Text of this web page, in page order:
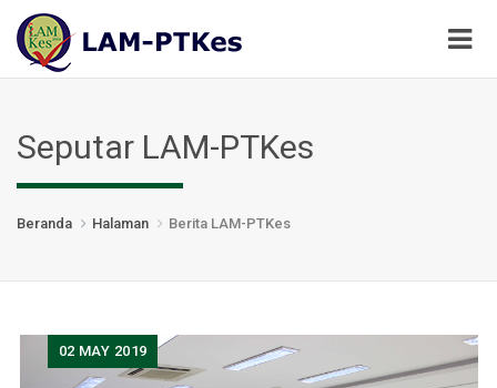
Seputar LAM-PTKes
Beranda Halaman Berita LAM-PTKes
02 MAY 2019